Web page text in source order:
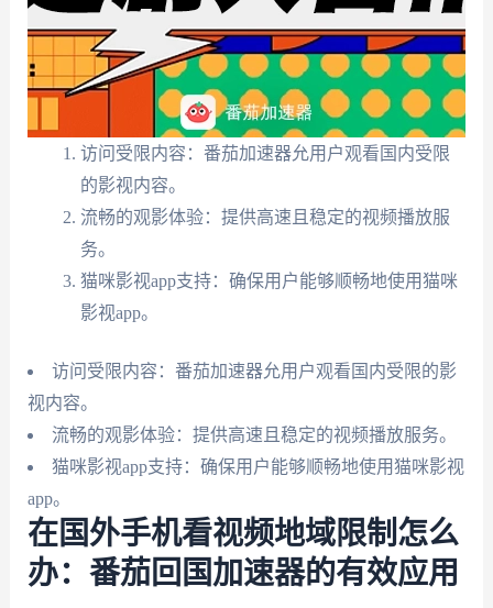
访问受限内容：番茄加速器允用户观看国内受限
的影视内容。
流畅的观影体验：提供高速且稳定的视频播放服
务。
猫咪影视app支持：确保用户能够顺畅地使用猫咪
影视app。
访问受限内容：番茄加速器允用户观看国内受限的影
视内容。
流畅的观影体验：提供高速且稳定的视频播放服务。
猫咪影视app支持：确保用户能够顺畅地使用猫咪影视
app。
在国外手机看视频地域限制怎么
办：番茄回国加速器的有效应用